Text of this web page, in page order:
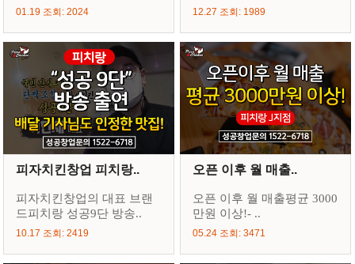
01.19 조회: 2024 12.27 조회: 1989
피자치킨창업 피치랑..
피자치킨창업의 대표 브랜
드피치랑 성공9단 방송..
10.17 조회: 2419
오픈 이후 월 매출..
오픈 이후 월 매출평균 3000
만원 이상!- ..
05.24 조회: 3471